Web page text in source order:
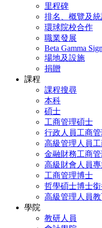
里程碑
排名、概覽及
環球院校合作
職業發展
Beta Gamma
場地及設施
捐贈
課程
課程搜尋
本科
碩士
工商管理碩士
行政人員工商
高級管理人員
金融財務工商
高級財會人員
工商管理博士
哲學碩士博士
高級管理人員
學院
教研人員